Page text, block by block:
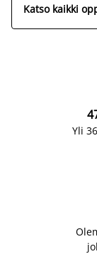
Katso kaikki
Yli